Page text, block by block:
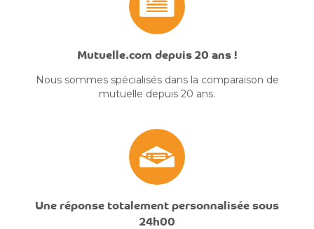
Mutuelle.com depuis 20 ans !
Nous sommes spécialisés dans la comparaison de
mutuelle depuis 20 ans.
Une réponse totalement personnalisée sous
24h00